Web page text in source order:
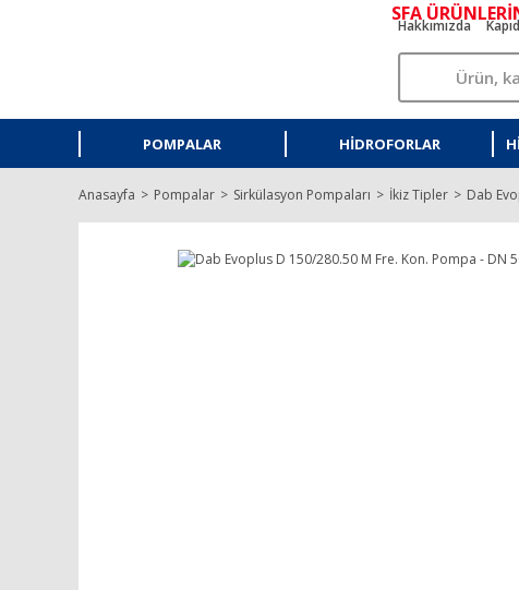
Hakkımızda
POMPALAR HIDROFORLAR
Anasayfa Pompalar Sirkülasyon Pompaları İkiz Tipler Dab
SFA